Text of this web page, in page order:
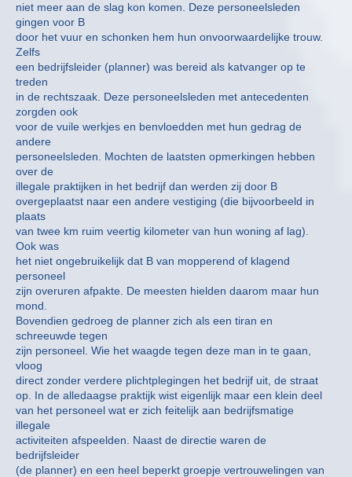
niet meer aan de slag kon komen. Deze personeelsleden
gingen voor B
door het vuur en schonken hem hun onvoorwaardelijke trouw.
Zelfs
een bedrijfsleider (planner) was bereid als katvanger op te
treden
in de rechtszaak. Deze personeelsleden met antecedenten
zorgden ook
voor de vuile werkjes en benvloedden met hun gedrag de
andere
personeelsleden. Mochten de laatsten opmerkingen hebben
over de
illegale praktijken in het bedrijf dan werden zij door B
overgeplaatst naar een andere vestiging (die bijvoorbeeld in
plaats
van twee km ruim veertig kilometer van hun woning af lag).
Ook was
het niet ongebruikelijk dat B van mopperend of klagend
personeel
zijn overuren afpakte. De meesten hielden daarom maar hun
mond.
Bovendien gedroeg de planner zich als een tiran en
schreeuwde tegen
zijn personeel. Wie het waagde tegen deze man in te gaan,
vloog
direct zonder verdere plichtplegingen het bedrijf uit, de straat
op. In de alledaagse praktijk wist eigenlijk maar een klein deel
van het personeel wat er zich feitelijk aan bedrijfsmatige
illegale
activiteiten afspeelden. Naast de directie waren de
bedrijfsleider
(de planner) en een heel beperkt groepje vertrouwelingen van